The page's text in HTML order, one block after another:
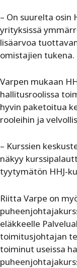
– On suurelta osin
yrityksissä
lisäarvoa
omistajien tukena.
Varpen mukaan
hallitusroolissa
hyvin paketoitua
rooleihin ja
– Kurssien
näkyy
tyytymätön HHJ-
Riitta Varpe on
eläkkeelle
toimitusjohtajan
toiminut useissa